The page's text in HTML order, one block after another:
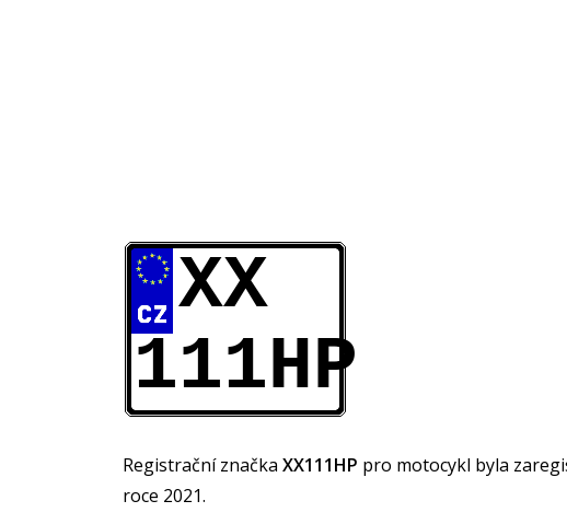
XX
111HP
Registrační značka XX111HP pro motocykl byla
roce 2021.